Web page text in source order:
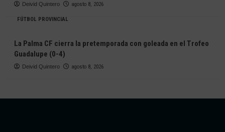
Deivid Quintero agosto 8, 2026
FÚTBOL PROVINCIAL
La Palma CF cierra la pretemporada con goleada en el Trofeo
Guadalupe (0-4)
Deivid Quintero agosto 8, 2026